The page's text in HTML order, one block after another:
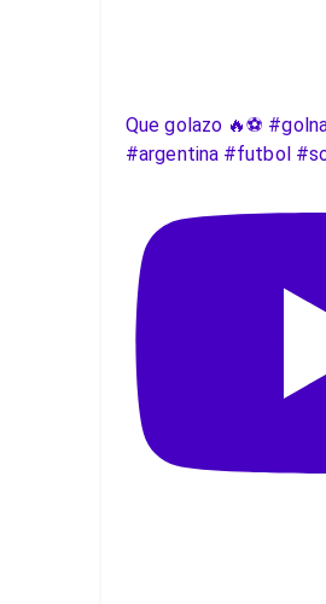
Que golazo 🔥⚽️
#argentina #futbol